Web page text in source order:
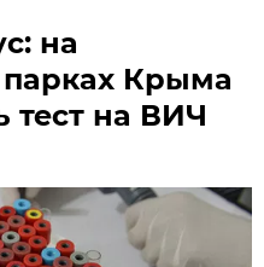
на
Крыма
тест на ВИЧ